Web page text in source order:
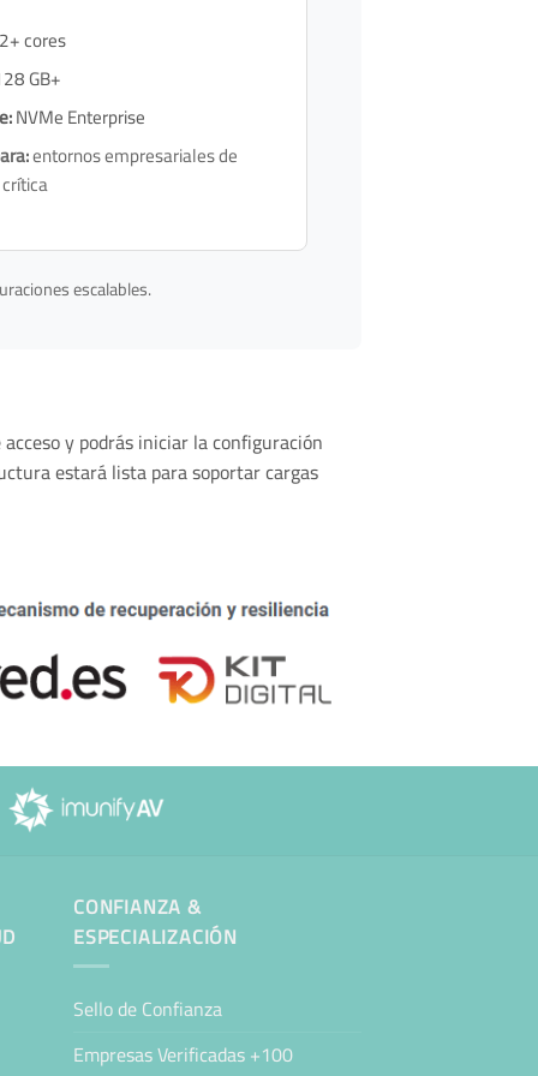
cores
GB+
NVMe Enterprise
entornos empresariales de
escalables.
y podrás iniciar la configuración
estará lista para soportar cargas
CONFIANZA &
ESPECIALIZACIÓN
Sello de Confianza
Empresas Verificadas +100